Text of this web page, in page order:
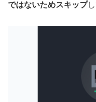
ではないためスキップ